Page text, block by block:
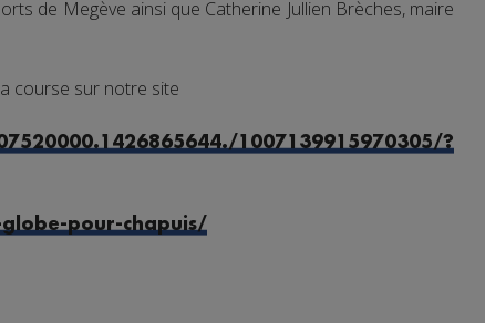
de Megève ainsi que Catherine Jullien Brèches, maire
course sur notre site
1007139915970305/?
pour-chapuis/